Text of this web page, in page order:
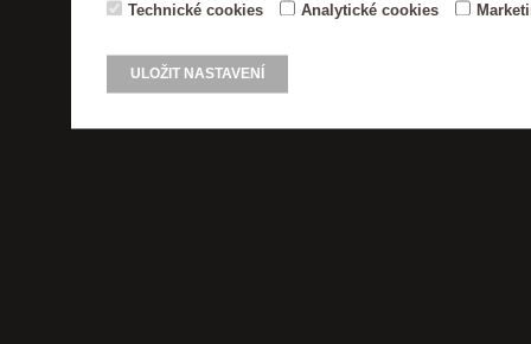
Technické cookies Analytické cookies
ULOŽIT NASTAVENÍ